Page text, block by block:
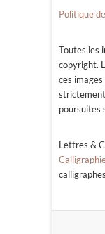
Politique
Toutes les
copyright.
ces
poursuites
Lettres &